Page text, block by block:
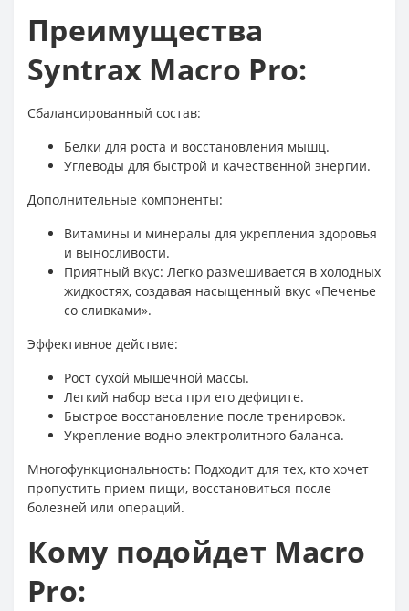
Преимущества
Syntrax Macro Pro:
Сбалансированный состав:
Белки для роста и восстановления мышц.
Углеводы для быстрой и качественной энергии.
Дополнительные компоненты:
Витамины и минералы для укрепления здоровья
и выносливости.
Приятный вкус: Легко размешивается в холодных
жидкостях, создавая насыщенный вкус «Печенье
со сливками».
Эффективное действие:
Рост сухой мышечной массы.
Легкий набор веса при его дефиците.
Быстрое восстановление после тренировок.
Укрепление водно-электролитного баланса.
Многофункциональность: Подходит для тех, кто хочет
пропустить прием пищи, восстановиться после
болезней или операций.
Кому подойдет Macro
Pro: